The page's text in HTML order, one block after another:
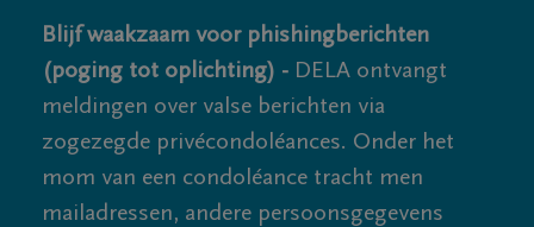
Blijf waakzaam voor phishingberichten
(poging tot oplichting) - DELA ontvangt
meldingen over valse berichten via
zogezegde privécondoléances. Onder het
mom van een condoléance tracht men
mailadressen, andere persoonsgegevens